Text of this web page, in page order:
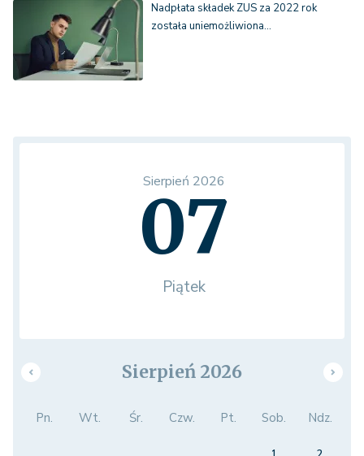
Nadpłata składek ZUS za 2022 rok
została uniemożliwiona…
Sierpień 2026
07
Piątek
Sierpień 2026
Pn. Wt. Śr. Czw. Pt. Sob. Ndz.